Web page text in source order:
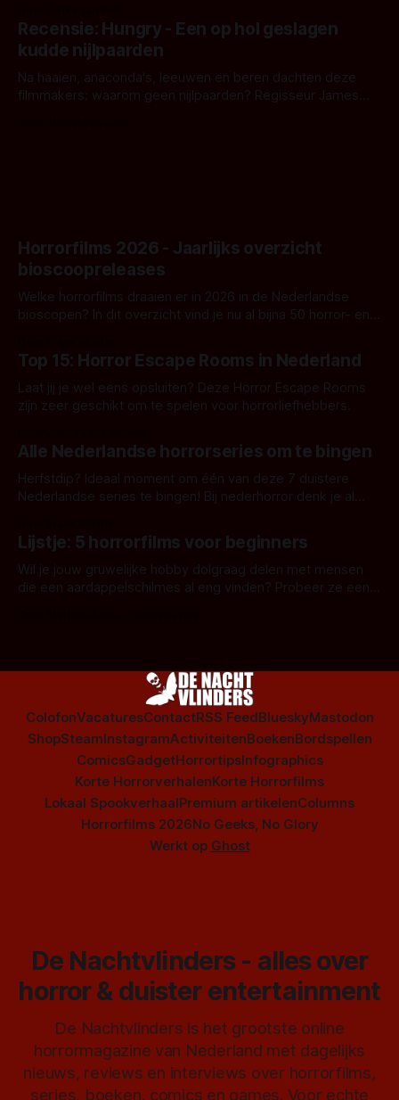
achtergrond, belooft iets kleurrijks maar onheilspellends,
iets ongrijpbaars. En dat maakt De Groen met ieder woord
waar.
Recensie: Hungry - Een op hol geslagen
kudde nijlpaarden
Na haaien, anaconda's, leeuwen en beren dachten deze
filmmakers: waarom geen nijlpaarden? Regisseur James
Horrorfilms 2026 - Jaarlijks overzicht
bioscoopreleases
Welke horrorfilms draaien er in 2026 in de Nederlandse
bioscopen? In dit overzicht vind je nu al bijna 50 horror- en
Top 15: Horror Escape Rooms in Nederland
Laat jij je wel eens opsluiten? Deze Horror Escape Rooms
zijn zeer geschikt om te spelen voor horrorliefhebbers.
Alle Nederlandse horrorseries om te bingen
Herfstdip? Ideaal moment om één van deze 7 duistere
Nederlandse series te bingen! Bij nederhorror denk je al
Amsterdamned of The Johnsons. Maar Nederlandse horror
is niet beperkt tot films. Hier een aantal Nederlandse tv-
series uit het duistere of horrorgenre. Als
Lijstje: 5 horrorfilms voor beginners
Wil je jouw gruwelijke hobby dolgraag delen met mensen
die een aardappelschilmes al eng vinden? Probeer ze eens
ColofonVacaturesContactRSS FeedBlueskyMastodon
ShopSteamInstagramActiviteitenBoekenBordspellen
ComicsGadgetHorrortipsInfographics
Korte HorrorverhalenKorte Horrorfilms
Lokaal SpookverhaalPremium artikelenColumns
Horrorfilms 2026No Geeks, No Glory
Werkt op Ghost
De Nachtvlinders - alles over
horror & duister entertainment
De Nachtvlinders is het grootste online
horrormagazine van Nederland met dagelijks
nieuws, reviews en interviews over horrorfilms,
series, boeken, comics en games. Voor echte